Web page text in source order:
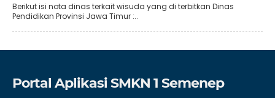
Berikut isi nota dinas terkait wisuda yang di terbitkan Dinas
Pendidikan Provinsi Jawa Timur :..
Portal Aplikasi SMKN 1 Semenep